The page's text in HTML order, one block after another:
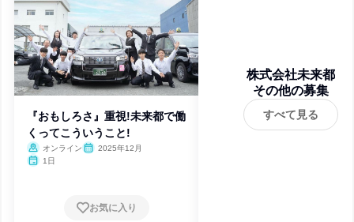
『おもしろさ』重視!未来都で働
くってこういうこと!
オンライン
2025年12月
1日
お気に入り
株式会社未来都
その他の募集
すべて見る